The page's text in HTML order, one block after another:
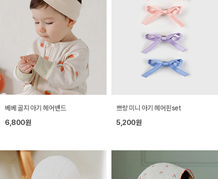
베베 골지 아기 헤어밴드
6,800원
쁘랑 미니 아기 헤어핀set
5,200원